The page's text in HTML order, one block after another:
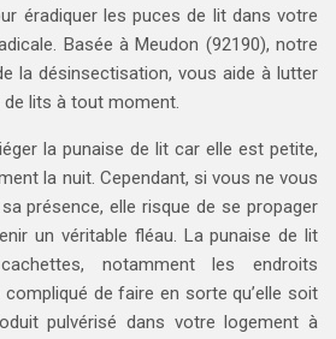
éradiquer les puces de lit dans votre
Basée à Meudon (92190), notre
la désinsectisation, vous aide à lutter
lits à tout moment.
la punaise de lit car elle est petite,
la nuit. Cependant, si vous ne vous
présence, elle risque de se propager
un véritable fléau. La punaise de lit
notamment les endroits
compliqué de faire en sorte qu’elle soit
pulvérisé dans votre logement à